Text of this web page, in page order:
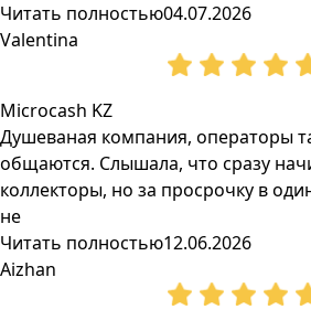
Читать полностью04.07.2026
Valentina
Microcash KZ
Душеваная компания, операторы
общаются. Слышала, что сразу
коллекторы, но за просрочку в
не
Читать полностью12.06.2026
Aizhan